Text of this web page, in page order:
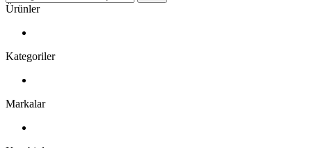
Ürünler
Kategoriler
Markalar